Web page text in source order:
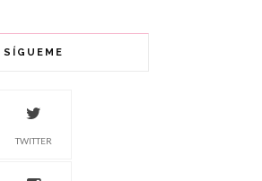
SÍGUEME
TWITTER